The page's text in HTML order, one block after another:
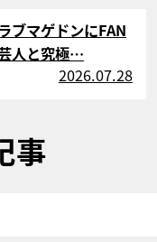
ブマゲドンにFAN
人と究極…
2026.07.28
事